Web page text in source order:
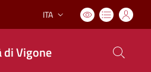
Lingua attiva:
ITA
di Vigone